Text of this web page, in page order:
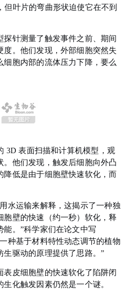
但叶片的弯曲形状迫使它在不到
探针测量了触发事件之前、期间
度。他们发现，外部细胞突然失
细胞内部的流体压力下降，要么
3D 表面扫描和计算机模型，观
。他们发现，触发后细胞向外凸
降低是由于细胞壁快速软化，而
水运输来解释，这揭示了一种独
胞壁的快速（约一秒）软化，释
能。”科学家们在论文中写
种基于材料特性动态调节的植物
生驱动的原理提供了思路。”
表皮细胞壁的快速软化了陷阱闭
化触发因素仍然是一个谜。